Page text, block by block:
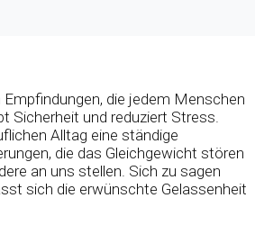
die jedem Menschen
Sicherheit und reduziert Stress.
Alltag eine ständige
die das Gleichgewicht stören
an uns stellen. Sich zu sagen
sich die erwünschte Gelassenheit